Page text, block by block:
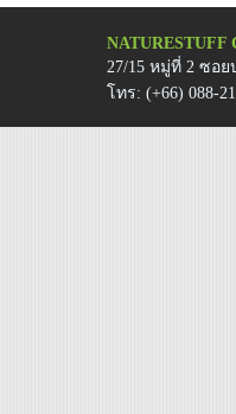
NATURESTUFF
27/15 หมู่ที่ 2 ซอ
โทร: (+66) 088-